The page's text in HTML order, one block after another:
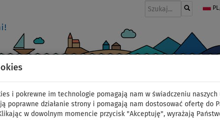
i pokrewne im technologie pomagają nam w świadczeniu naszych
poprawne działanie strony i pomagają nam dostosować ofertę do
w dowolnym momencie przycisk "Akceptuję", wyrażają